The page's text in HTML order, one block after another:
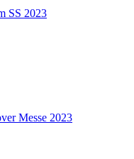
SS 2023
Messe 2023